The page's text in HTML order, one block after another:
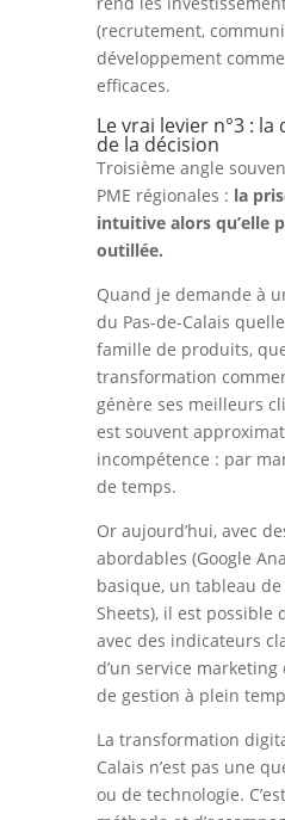
(recrutement,
développement
efficaces.
Le vrai levier n°3 : la
de la décision
Troisième angle
PME régionales : la
intuitive alors qu’elle
outillée.
Quand je demande à
du Pas-de-Calais
famille de produits,
transformation
génère ses meilleurs
est souvent
incompétence : par
de temps.
Or aujourd’hui, avec
abordables (Google
basique, un tableau
Sheets), il est possible
avec des indicateurs
d’un service
de gestion à plein
La transformation
Calais n’est pas une
ou de technologie.